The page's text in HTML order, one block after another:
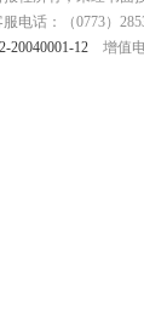
电话：（0773）
20040001-12 增值电